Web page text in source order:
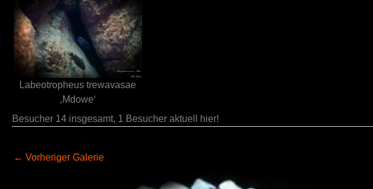
Labeotropheus trewavasae
‚Mdowe‘
Besucher 14 insgesamt, 1 Besucher aktuell hier!
← Vorheriger Galerie